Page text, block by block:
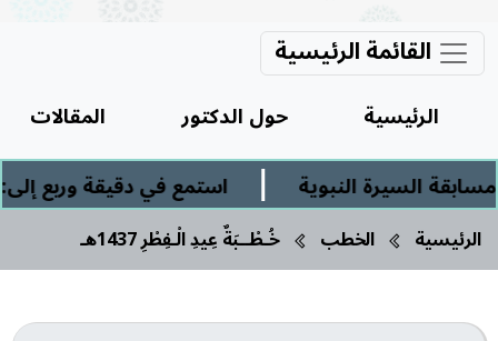
القائمة الرئيسية
الرئيسية حول الدكتور
المقالات
السيرة النبوية
| استمع في دقيقة وربع إلى: "
الرئيسية الخطب خُـطْــبَةٌ عِيدِ الْـفِطْرِ 1437هـ